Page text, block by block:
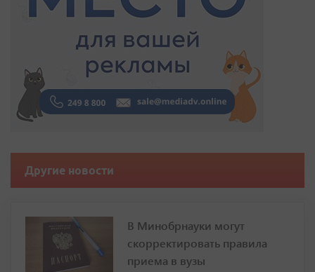
Другие новости
В Минобрнауки могут
скорректировать правила
приема в вузы